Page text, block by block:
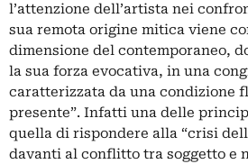
l’attenzione dell’artista nei
sua remota origine mitica viene
dimensione del contemporaneo,
la sua forza evocativa, in una
caratterizzata da una condizione
presente”. Infatti una delle
quella di rispondere alla “crisi
davanti al conflitto tra soggetto e